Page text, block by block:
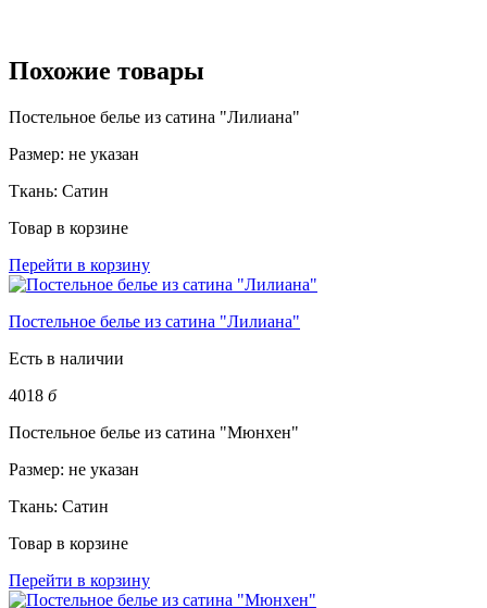
Похожие товары
Постельное белье из сатина "Лилиана"
Размер: не указан
Ткань: Сатин
Товар в корзине
Перейти в корзину
Постельное белье из сатина "Лилиана"
Есть в наличии
4018 б
Постельное белье из сатина "Мюнхен"
Размер: не указан
Ткань: Сатин
Товар в корзине
Перейти в корзину